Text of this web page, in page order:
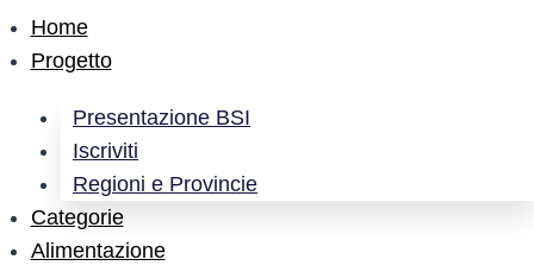
Home
Progetto
Presentazione BSI
Iscriviti
Regioni e Provincie
Categorie
Alimentazione